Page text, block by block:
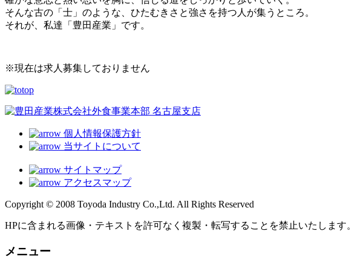
そんな古の「士」のような、ひたむきさと強さを持つ人が集うところ。
それが、私達「豊田産業」です。
※現在は求人募集しておりません
個人情報保護方針
当サイトについて
サイトマップ
アクセスマップ
Copyright © 2008 Toyoda Industry Co.,Ltd. All Rights Reserved
HPに含まれる画像・テキストを許可なく複製・転写することを禁止いたします。
メニュー